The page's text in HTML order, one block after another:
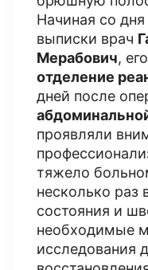
Начиная со
выписки врач
Мерабович,
отделение
дней после
проявляли
тяжело
несколько раз
состояния и
необходимые
исследования